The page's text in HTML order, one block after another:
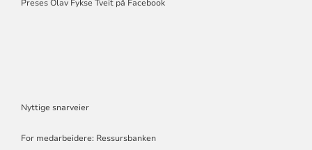
Preses Olav Fykse Tveit på Facebook
Nyttige snarveier
For medarbeidere: Ressursbanken